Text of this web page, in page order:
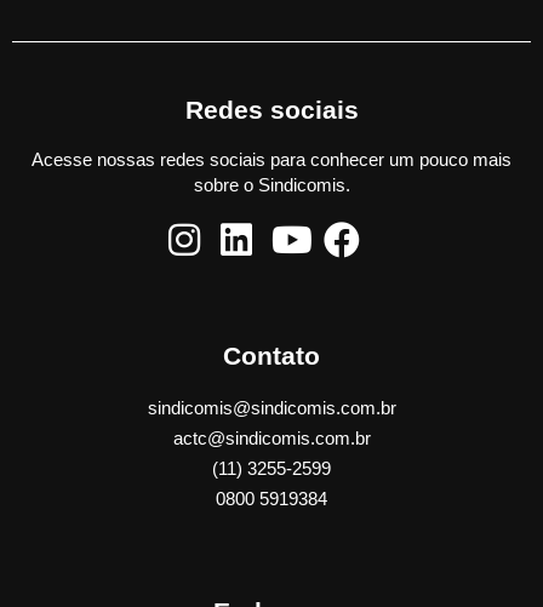
Redes sociais
Acesse nossas redes sociais para conhecer um pouco mais
sobre o Sindicomis.
Contato
sindicomis@sindicomis.com.br
actc@sindicomis.com.br
(11) 3255-2599
0800 5919384